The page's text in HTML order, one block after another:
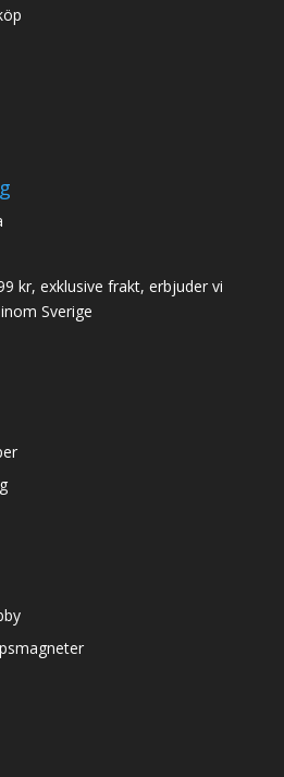
kr, exklusive frakt, erbjuder vi
Sverige